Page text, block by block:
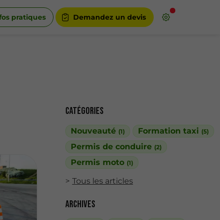
pratiques Demandez un devis
Catégories
Nouveauté (1) Formation taxi (5)
Permis de conduire (2)
Permis moto (1)
Tous les articles
Archives